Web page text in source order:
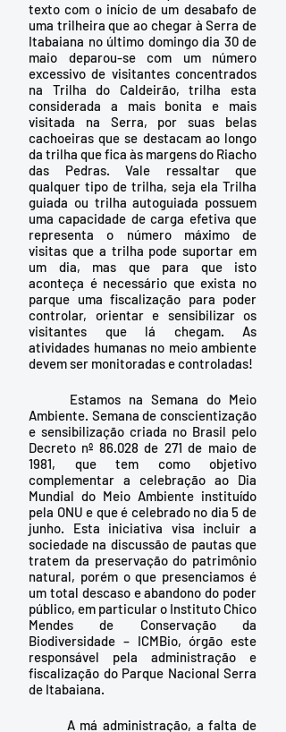
texto com o início de um desabafo de
uma trilheira que ao chegar à Serra de
Itabaiana no último domingo dia 30 de
maio deparou-se com um número
excessivo de visitantes concentrados
na Trilha do Caldeirão, trilha esta
considerada a mais bonita e mais
visitada na Serra, por suas belas
cachoeiras que se destacam ao longo
da trilha que fica às margens do Riacho
das Pedras. Vale ressaltar que
qualquer tipo de trilha, seja ela Trilha
guiada ou trilha autoguiada possuem
uma capacidade de carga efetiva que
representa o número máximo de
visitas que a trilha pode suportar em
um dia, mas que para que isto
aconteça é necessário que exista no
parque uma fiscalização para poder
controlar, orientar e sensibilizar os
visitantes que lá chegam. As
atividades humanas no meio ambiente
devem ser monitoradas e controladas!
Ambiente. Semana de conscientização
e sensibilização criada no Brasil pelo
Decreto nº 86.028 de 271 de maio de
1981, que tem como objetivo
complementar a celebração ao Dia
Mundial do Meio Ambiente instituído
pela ONU e que é celebrado no dia 5 de
junho. Esta iniciativa visa incluir a
sociedade na discussão de pautas que
tratem da preservação do patrimônio
natural, porém o que presenciamos é
um total descaso e abandono do poder
público, em particular o Instituto Chico
Mendes de Conservação da
Biodiversidade – ICMBio, órgão este
responsável pela administração e
fiscalização do Parque Nacional Serra
de Itabaiana.